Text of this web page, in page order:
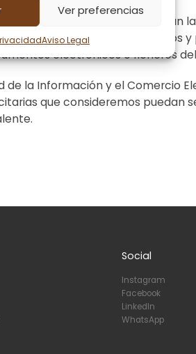
Ver preferencias
Aviso Legal
correspondientes
responsabilidad por los daños y
electrónicos o ficheros del
la Información y el Comercio
que consideremos puedan
Social
Instagram
Facebook
LinkedIn
WhatsApp